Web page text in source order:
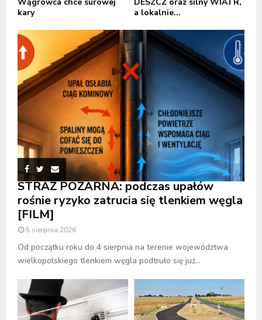
kary
a lokalnie...
STRAŻ POŻARNA: podczas upałów
rośnie ryzyko zatrucia się tlenkiem węgla
[FILM]
5 sierpnia 2026
Od początku roku do 4 sierpnia na terenie województwa
wielkopolskiego tlenkiem węgla podtruło się już...